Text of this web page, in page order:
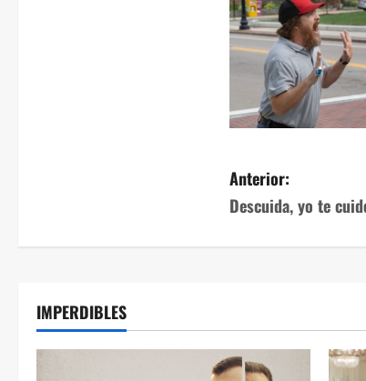
Anterior:
Descuida, yo te
IMPERDIBLES